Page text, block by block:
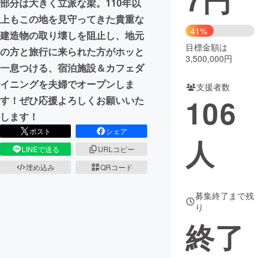
CAMPFIRE for Social Good
CAMPFIRE Creation
CAMPFIREふるさと納税
コミュニティ
部分は大きく立派な梁。110年以
上もこの地を見守ってきた貴重な
建造物の取り壊しを阻止し、地元
の方と旅行に来られた方がホッと
一息つける、宿泊施設＆カフェダ
イニングを夫婦でオープンしま
す！ぜひ応援よろしくお願いいた
します！
ポスト
シェア
LINEで送る
URLコピー
埋め込み
QRコード
41%
目標金額は
3,500,000円
支援者数
106
人
募集終了まで残
り
終了